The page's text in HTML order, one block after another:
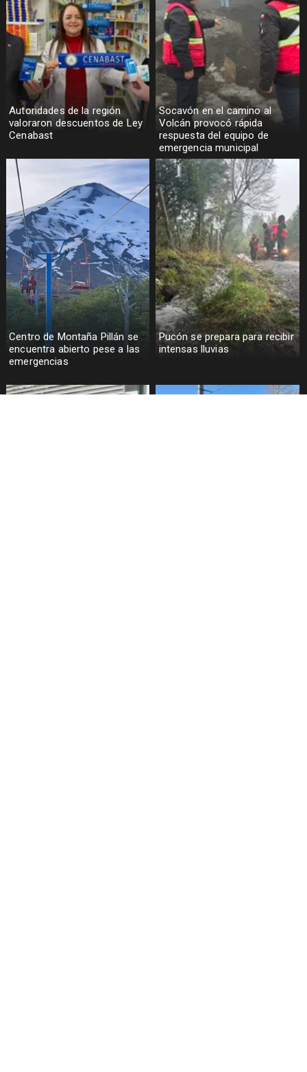
Autoridades de la región
valoraron descuentos de Ley
Cenabast
Socavón en el camino al
Volcán provocó rápida
respuesta del equipo de
emergencia municipal
Centro de Montaña Pillán se
encuentra abierto pese a las
emergencias
Pucón se prepara para recibir
intensas lluvias